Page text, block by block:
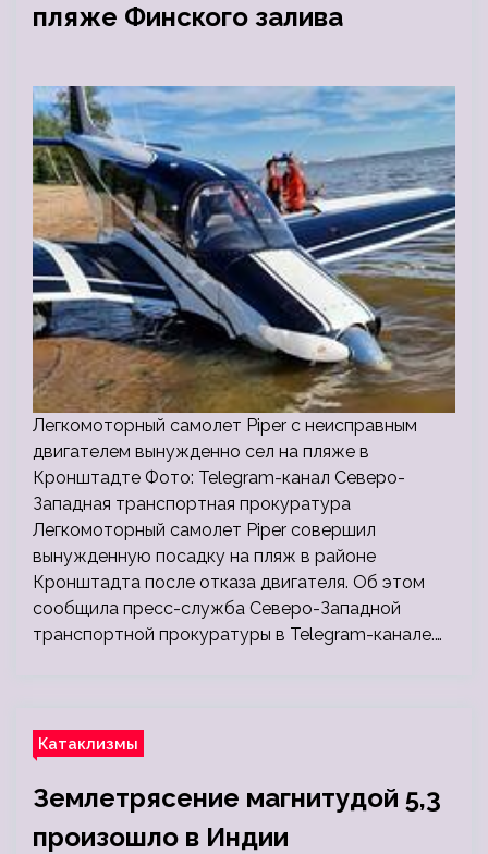
пляже Финского залива
Легкомоторный самолет Piper c неисправным
двигателем вынужденно сел на пляже в
Кронштадте Фото: Telegram-канал Северо-
Западная транспортная прокуратура
Легкомоторный самолет Piper совершил
вынужденную посадку на пляж в районе
Кронштадта после отказа двигателя. Об этом
сообщила пресс-служба Северо-Западной
транспортной прокуратуры в Telegram-канале.…
Катаклизмы
Землетрясение магнитудой 5,3
произошло в Индии